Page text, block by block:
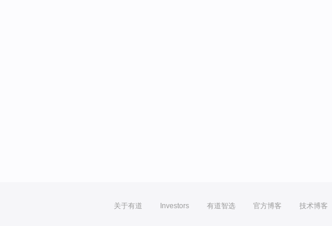
关于有道 Investors 有道智选 官方博客 技术博客